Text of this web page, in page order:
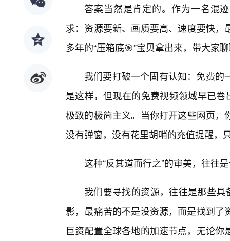
答案当然是肯定的。作为一名混
求：资源要新、画质要高、速度要快
多年的“压箱底🎯”宝贝拿出来，带大家
我们要打破一个固有认知：免费
是这样，但现在的免费视频领域早已
极致的极简主义。当你打开这些网页
没有弹窗，没有花里胡哨的充值提醒，
这种“反其道而行之”的审美，往往
我们要寻找的资源，往往是那些具
影，最痛苦的不是没资源，而是找到
巨资配置全球各地的加速节点，无论